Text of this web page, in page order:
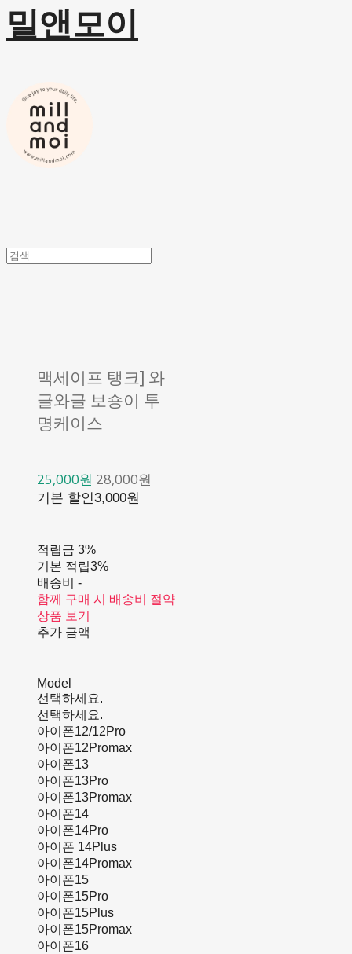
밀앤모이
맥세이프 탱크] 와
글와글 보숑이 투
명케이스
25,000원 28,000원
기본 할인3,000원
적립금 3%
기본 적립3%
배송비 -
함께 구매 시 배송비 절약
상품 보기
추가 금액
Model
선택하세요.
선택하세요.
아이폰12/12Pro
아이폰12Promax
아이폰13
아이폰13Pro
아이폰13Promax
아이폰14
아이폰14Pro
아이폰 14Plus
아이폰14Promax
아이폰15
아이폰15Pro
아이폰15Plus
아이폰15Promax
아이폰16